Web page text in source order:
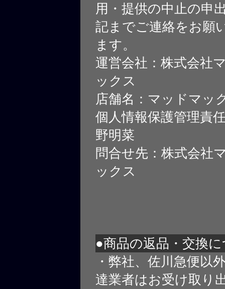
用・提供の中止の申
記までご連絡をお願
ます。
運営会社：株式会社
ックス
店舗名：マッドマッ
個人情報保護管理責
野明菜
問合せ先：株式会社
ックス
●商品の返品・交換
・弊社、佐川急便以
達業者はお受け取り